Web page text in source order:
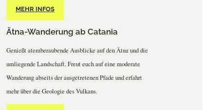
MEHR INFOS
Ätna-Wanderung ab Catania
Genießt atemberaubende Ausblicke auf den Ätna und die
umliegende Landschaft. Freut euch auf eine moderate
Wanderung abseits der ausgetretenen Pfade und erfahrt
mehr über die Geologie des Vulkans.